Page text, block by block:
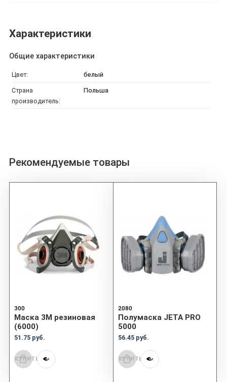
Характеристики
Общие характеристики
Цвет: белый
Страна
производитель:
Польша
Рекомендуемые товары
300
Маска 3М резиновая
(6000)
51.75 руб.
КУПИТЬ
2080
Полумаска JETA PRO
5000
56.45 руб.
КУПИТЬ